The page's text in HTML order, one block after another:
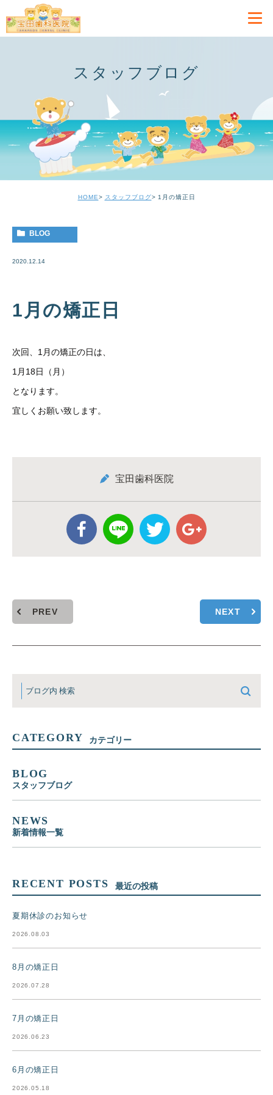
スタッフブログ
HOME スタッフブログ 1月の矯正日
BLOG
2020.12.14
1月の矯正日
次回、1月の矯正の日は、
1月18日（月）
となります。
宜しくお願い致します。
宝田歯科医院
PREV NEXT
CATEGORY カテゴリー
BLOG
スタッフブログ
NEWS
新着情報一覧
RECENT POSTS 最近の投稿
夏期休診のお知らせ
2026.08.03
8月の矯正日
2026.07.28
7月の矯正日
2026.06.23
6月の矯正日
2026.05.18